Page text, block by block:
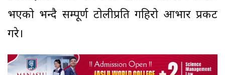
भएको भन्दै सम्पूर्ण टोलीप्रति गहिरो आभार प्रकट
गरे।